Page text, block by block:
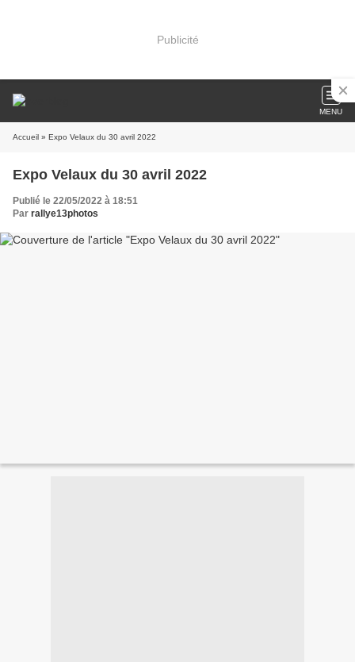
Publicité
MENU
Accueil » Expo Velaux du 30 avril 2022
Expo Velaux du 30 avril 2022
Publié le 22/05/2022 à 18:51
Par rallye13photos